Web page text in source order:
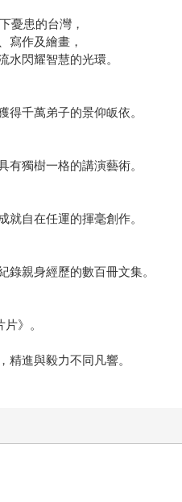
憂患的台灣，
寫作及繪畫，
水閃耀智慧的光環。
得千萬弟子的景仰皈依。
有獨樹一格的講演藝術。
就自在任運的揮毫創作。
錄親身經歷的數百冊文集。
》。
精進與毅力不同凡響。